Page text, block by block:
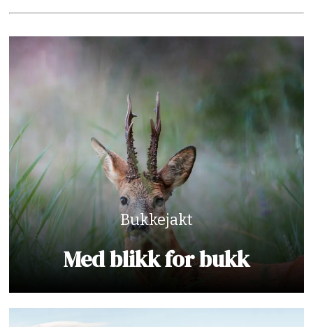
Bukkejakt
Med blikk for bukk